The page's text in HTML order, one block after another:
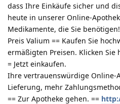
dass Ihre Einkäufe sicher und
heute in unserer Online-
Medikamente, die Sie benötigen!
Preis Valium == Kaufen Sie
ermäßigten Preisen. Klicken Sie
= Jetzt einkaufen.
Ihre vertrauenswürdige Online-
Lieferung, mehr
== Zur Apotheke gehen. ==